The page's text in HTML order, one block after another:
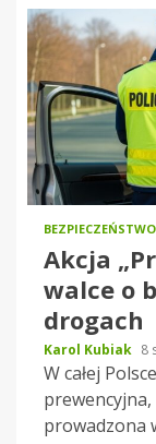
Akcja
walce o
drogach
Karol Kubiak 8
W całej
prewencyjna,
prowadzona